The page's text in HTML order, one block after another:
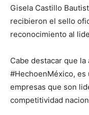
Gisela Castillo
recibieron el sello
reconocimiento al
Cabe destacar que
#HechoenMéxico,
empresas que son
competitividad